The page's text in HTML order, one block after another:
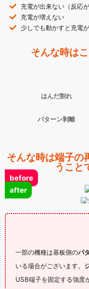
充電が出来ない（反応が
充電が増えない
少しでも動かすと充電
そんな時は
はんだ割れ
パターン剥離
そんな時は端子の
うこと
before
after
一部の機種は基板側のパ
いる場合がございます。
USB端子を固定する強度